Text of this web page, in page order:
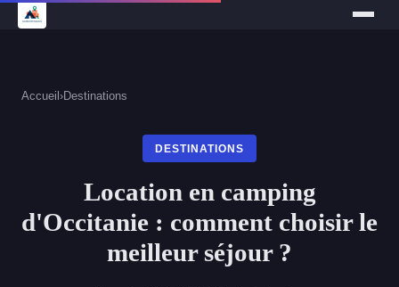
Accueil ›Destinations
DESTINATIONS
Location en camping
d'Occitanie : comment choisir le
meilleur séjour ?